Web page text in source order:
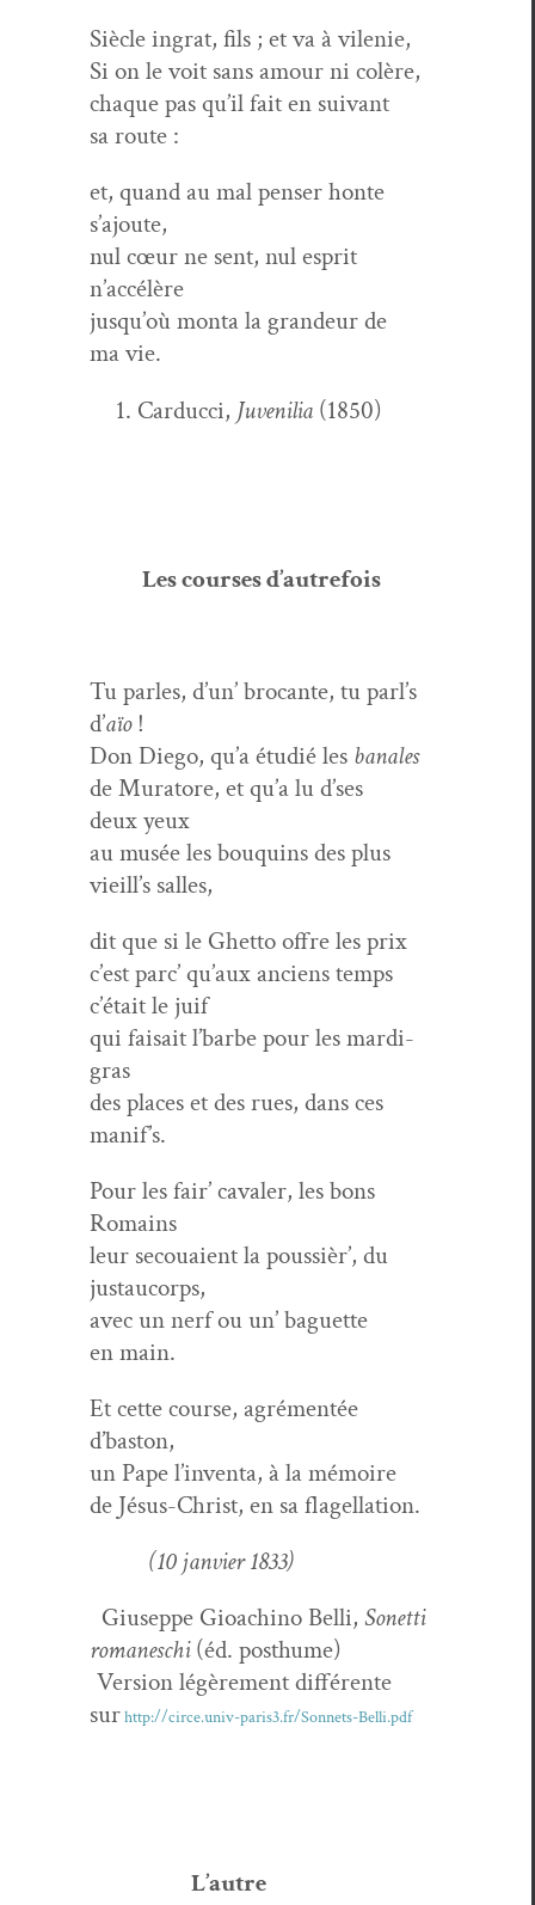
Siè­cle ingrat, fils ; et va à vilenie,
Si on le voit sans amour ni colère,
chaque pas qu’il fait en suiv­ant
sa route :
et, quand au mal penser honte
s’ajoute,
nul cœur ne sent, nul esprit
n’accélère
jusqu’où mon­ta la grandeur de
ma vie.
Car­duc­ci, Juve­nil­ia (1850)
Les cours­es d’autrefois
Tu par­les, d’un’ bro­cante, tu parl’s
d’aïo!
Don Diego, qu’a étudié les banales
de Mura­tore, et qu’a lu d’ses
deux yeux
au musée les bouquins des plus
vieill’s salles,
dit que si le Ghet­to offre les prix
c’est parc’ qu’aux anciens temps
c’était le juif
qui fai­sait l’barbe pour les mardi-
gras
des places et des rues, dans ces
manif’s.
Pour les fair’ cav­aler, les bons
Romains
leur sec­ouaient la pous­sièr’, du
justaucorps,
avec un nerf ou un’ baguette
en main.
Et cette course, agré­men­tée
d’baston,
un Pape l’inventa, à la mémoire
de Jésus-Christ, en sa flagellation.
(10 jan­vi­er1833)
Giuseppe Gioachi­no Bel­li, Sonet­ti
romaneschi(éd. posthume)
Ver­sion légère­ment dif­férente
surhttp://circe.univ-paris3.fr/Sonnets-Belli.pdf
L’autre